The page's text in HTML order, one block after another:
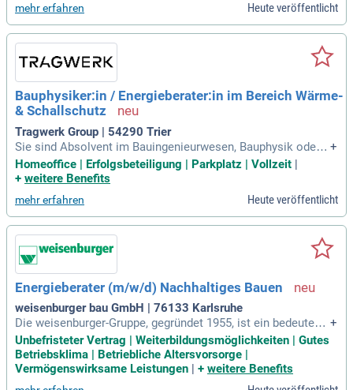
oraussetzung ist der Führerschein der Klasse B sowie fundi
erte Kenntnisse in MS Office. Genießen Sie 30 Tage Urlaub,
pünktliche und leistungsgerechte Bezahlung sowie die Vorz
üge von Weihnachts- und Urlaubsgeld. Werden Sie Teil eines
motivierten Teams, das spannende Betriebsfeiern und werts
chätzende Unternehmenskultur bietet!
mehr erfahren Heute veröffentlicht
Bauphysiker:in / Energieberater:in im Bereich Wärme-
& Schallschutz
Tragwerk Group | 54290 Trier
Sie sind Absolvent im Bauingenieurwesen, Bauphysik oder
Versorgungstechnik oder verfügen über eine Bautechnik-Au
sbildung mit Fokus auf Bauphysik. Wir suchen einen motivie
t. Freuen Sie sich auf ein modernes Arbeitsumfeld mit flexib
len Arbeitszeiten und Home-Office-Möglichkeiten. Regelmä
ßige Firmenevents stärken den Teamgeist und sorgen für gu
te Stimmung. Ihre Leistungen werden mit einem attraktiven
Bonus honoriert. Dank optimaler Verkehrsanbindung und au
sreichenden Parkmöglichkeiten erreichen Sie uns probleml
os.
+
Homeoffice | Erfolgsbeteiligung | Parkplatz | Vollzeit |
+ weitere Benefits
mehr erfahren Heute veröffentlicht
Energieberater (m/w/d) Nachhaltiges Bauen
weisenburger bau GmbH | 76133 Karlsruhe
Die weisenburger-Gruppe, gegründet 1955, ist ein bedeutend
er Akteur im Bau- und Immobiliensektor. Mit über 650 Mitar
beitern erzielt das Unternehmen beeindruckende 500 Mio. €
Gesamtleistung jährlich. Wir gestalten nachhaltige Wohnge
bäude, Pflegeeinrichtungen, Hotels sowie Büro- und Gewerb
+
Unbefristeter Vertrag | Weiterbildungsmöglichkeiten | Gutes
Betriebsklima | Betriebliche Altersvorsorge |
Vermögenswirksame Leistungen | + weitere Benefits